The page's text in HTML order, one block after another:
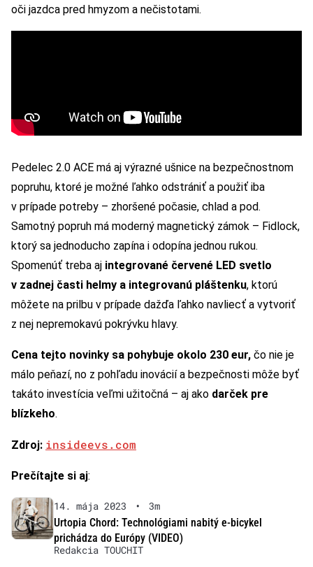
oči jazdca pred hmyzom a nečistotami.
Pedelec 2.0 ACE má aj výrazné ušnice na bezpečnostnom
popruhu, ktoré je možné ľahko odstrániť a použiť iba
v prípade potreby – zhoršené počasie, chlad a pod.
Samotný popruh má moderný magnetický zámok – Fidlock,
ktorý sa jednoducho zapína i odopína jednou rukou.
Spomenúť treba aj integrované červené LED svetlo
v zadnej časti helmy a integrovanú pláštenku, ktorú
môžete na prilbu v prípade dažďa ľahko navliecť a vytvoriť
z nej nepremokavú pokrývku hlavy.
Cena tejto novinky sa pohybuje okolo 230 eur, čo nie je
málo peňazí, no z pohľadu inovácií a bezpečnosti môže byť
takáto investícia veľmi užitočná – aj ako darček pre
blízkeho.
Zdroj: insideevs.com
Prečítajte si aj:
14. mája 2023 •
3m
Urtopia Chord: Technológiami nabitý e-bicykel
prichádza do Európy (VIDEO)
Redakcia TOUCHIT